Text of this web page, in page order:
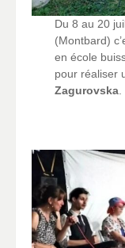
Du 8 au 20
(Montbard)
en école
pour réaliser
Zagurovska.